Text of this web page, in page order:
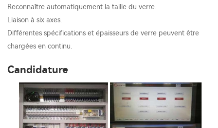
Reconnaître automatiquement la taille du verre.
Liaison à six axes.
Différentes spécifications et épaisseurs de verre peuvent être
chargées en continu.
Candidature